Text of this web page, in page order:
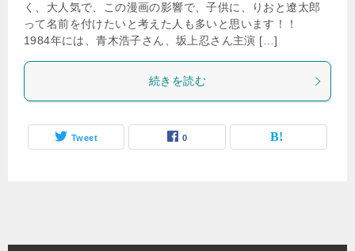
く、大人気で、この漫画の影響で、子供に、りおと遼太郎
って名前を付けたいと考えた人も多いと思います！！
1984年には、青木浩子さん、坂上忍さん主演 […]
続きを読む
Tweet 0